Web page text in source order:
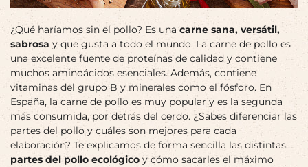
¿Qué haríamos sin el pollo? Es unacarne sana, versátil,
sabrosa y que gusta a todo el mundo. La carne de pollo es
una excelente fuente de proteínas de calidad y contiene
muchos aminoácidos esenciales. Además, contiene
vitaminas del grupo B y minerales como el fósforo. En
España, la carne de pollo es muy popular y es la segunda
más consumida, por detrás del cerdo. ¿Sabes diferenciar las
partes del pollo y cuáles son mejores para cada
elaboración? Te explicamos de forma sencilla las distintas
partes del pollo ecológico y cómo sacarles el máximo